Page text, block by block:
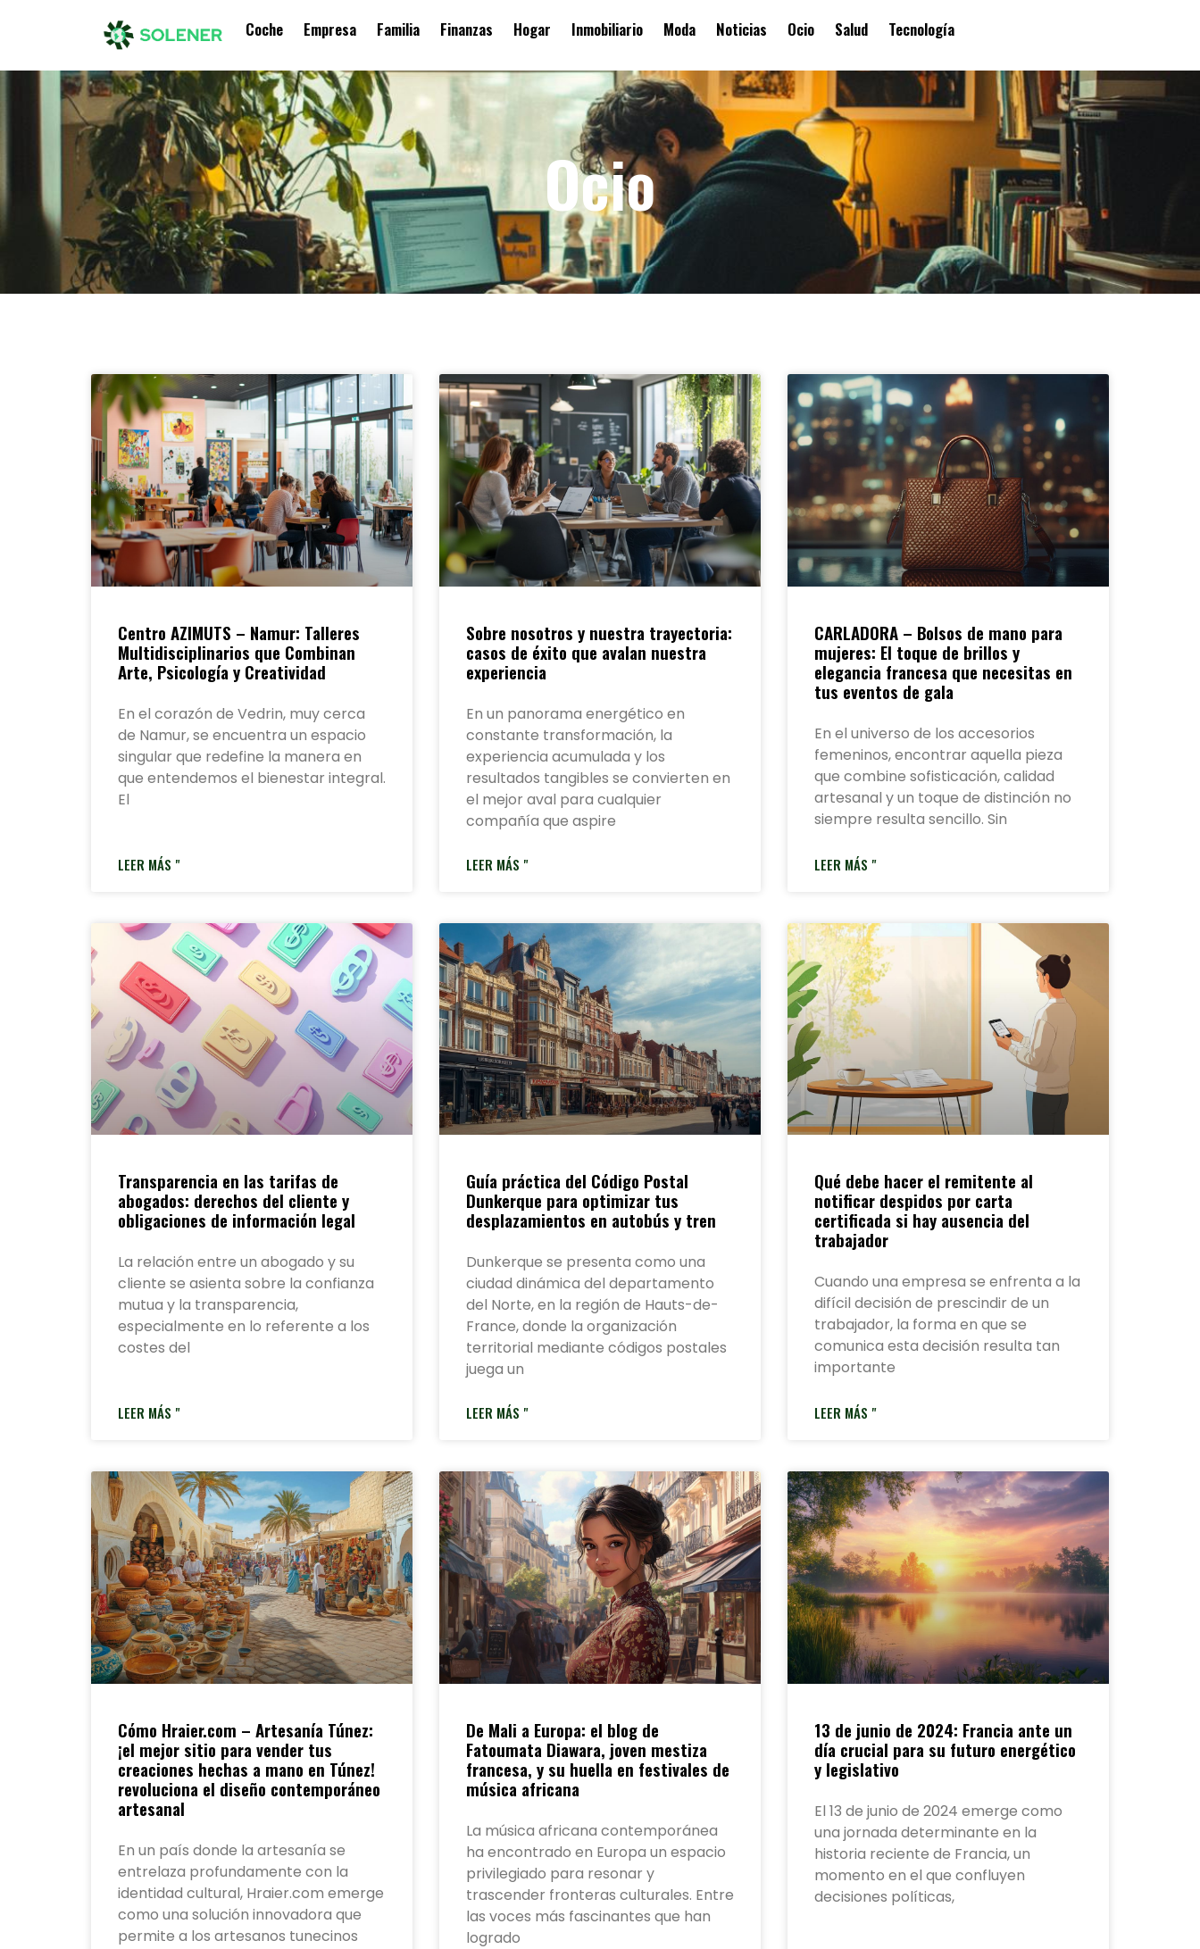
Coche Empresa Familia Finanzas Hogar Inmobiliario Moda Noticias Ocio Salud Tecnología
Ocio
Centro AZIMUTS – Namur: Talleres
Multidisciplinarios que Combinan
Arte, Psicología y Creatividad
En el corazón de Vedrin, muy cerca
de Namur, se encuentra un espacio
singular que redefine la manera en
que entendemos el bienestar integral.
El
LEER MÁS "
Sobre nosotros y nuestra trayectoria:
casos de éxito que avalan nuestra
experiencia
En un panorama energético en
constante transformación, la
experiencia acumulada y los
resultados tangibles se convierten en
el mejor aval para cualquier
compañía que aspire
LEER MÁS "
CARLADORA – Bolsos de mano para
mujeres: El toque de brillos y
elegancia francesa que necesitas en
tus eventos de gala
En el universo de los accesorios
femeninos, encontrar aquella pieza
que combine sofisticación, calidad
artesanal y un toque de distinción no
siempre resulta sencillo. Sin
LEER MÁS "
Transparencia en las tarifas de
abogados: derechos del cliente y
obligaciones de información legal
La relación entre un abogado y su
cliente se asienta sobre la confianza
mutua y la transparencia,
especialmente en lo referente a los
costes del
LEER MÁS "
Guía práctica del Código Postal
Dunkerque para optimizar tus
desplazamientos en autobús y tren
Dunkerque se presenta como una
ciudad dinámica del departamento
del Norte, en la región de Hauts-de-
France, donde la organización
territorial mediante códigos postales
juega un
LEER MÁS "
Qué debe hacer el remitente al
notificar despidos por carta
certificada si hay ausencia del
trabajador
Cuando una empresa se enfrenta a la
difícil decisión de prescindir de un
trabajador, la forma en que se
comunica esta decisión resulta tan
importante
LEER MÁS "
Cómo Hraier.com – Artesanía Túnez:
¡el mejor sitio para vender tus
creaciones hechas a mano en Túnez!
revoluciona el diseño contemporáneo
artesanal
En un país donde la artesanía se
entrelaza profundamente con la
identidad cultural, Hraier.com emerge
como una solución innovadora que
permite a los artesanos tunecinos
De Mali a Europa: el blog de
Fatoumata Diawara, joven mestiza
francesa, y su huella en festivales de
música africana
La música africana contemporánea
ha encontrado en Europa un espacio
privilegiado para resonar y
trascender fronteras culturales. Entre
las voces más fascinantes que han
logrado
13 de junio de 2024: Francia ante un
día crucial para su futuro energético
y legislativo
El 13 de junio de 2024 emerge como
una jornada determinante en la
historia reciente de Francia, un
momento en el que confluyen
decisiones políticas,